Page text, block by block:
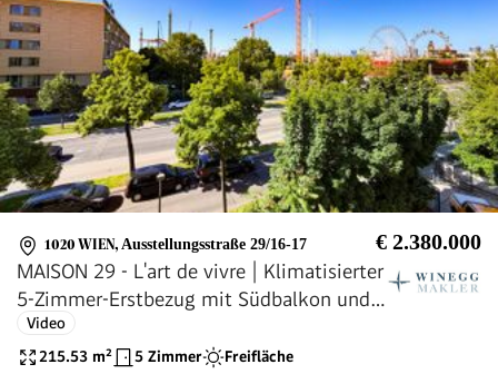
1020 WIEN, Ausstellungsstraße 29/16-17 € 2.380.000
MAISON 29 - L'art de vivre | Klimatisierter
5-Zimmer-Erstbezug mit Südbalkon und
privatem Liftausstieg! Generalsanierte
Liegenschaft!
Video
215.53 m² 5 Zimmer Freifläche